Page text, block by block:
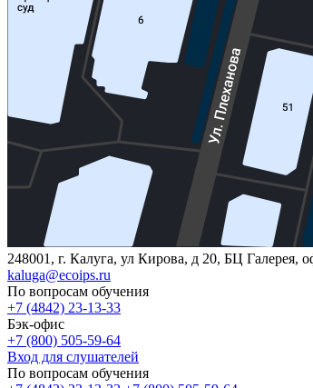
248001, г. Калуга, ул Кирова, д 20, БЦ Галерея,
kaluga@ecoips.ru
По вопросам обучения
+7 (4842) 23-13-33
Бэк-офис
+7 (800) 505-59-64
Вход для слушателей
По вопросам обучения